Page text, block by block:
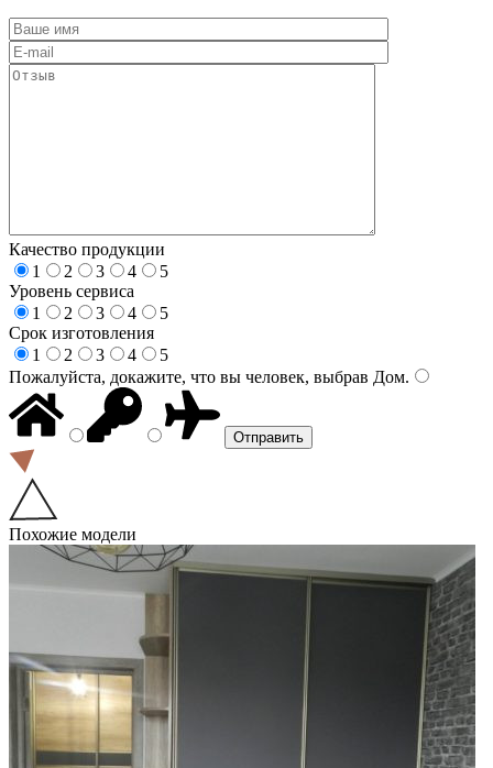
Качество продукции
1
2 3 4
5
Уровень сервиса
1
2 3 4
5
Срок изготовления
1
2 3 4
5
Пожалуйста, докажите, что вы человек, выбрав Дом.
Похожие модели